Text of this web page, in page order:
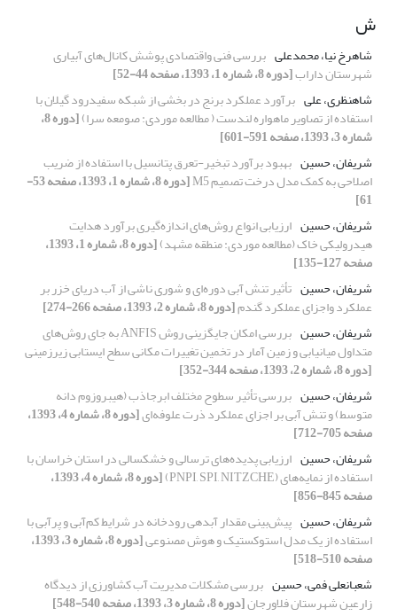
ش
شاهرخ نیا، محمدعلی بررسی فنی واقتصادی پوشش کانال‌های آبیاری
شهرستان داراب[دوره 8، شماره 1، 1393، صفحه 44-52]
شاهنظری، علی برآورد عملکرد برنج در بخشی از شبکه سفیدرود گیلان با
استفاده از تصاویر ماهواره لندست ( مطالعه موردی: صومعه سرا) [دوره 8،
شماره 3، 1393، صفحه 591-601]
شریفان، حسین بهبود برآورد تبخیر-تعرق پتانسیل با استفاده از ضریب
اصلاحی به کمک مدل درخت تصمیم M5 [دوره 8، شماره 1، 1393، صفحه 53-
61]
شریفان، حسین ارزیابی انواع روش‌های اندازه‌گیری برآورد هدایت
هیدرولیکی خاک (مطالعه موردی: منطقه مشهد) [دوره 8، شماره 1، 1393،
صفحه 127-135]
شریفان، حسین تأثیر تنش آبی دوره‌ای و شوری ناشی از آب ‌دریای خزر بر
عملکرد واجزای عملکرد گندم[دوره 8، شماره 2، 1393، صفحه 266-274]
شریفان، حسین
بررسی امکان جایگزینی روش ANFIS به جای روش‌های
متداول میانیابی و زمین آمار در تخمین تغییرات مکانی سطح ایستابی زیرزمینی
[دوره 8، شماره 2، 1393، صفحه 344-352]
شریفان، حسین بررسی تأثیر سطوح مختلف ابرجاذب (هیبروزوم دانه
متوسط) و تنش آبی بر اجزای عملکرد ذرت علوفه‌ای [دوره 8، شماره 4، 1393،
صفحه 705-712]
شریفان، حسین ارزیابی پدیده‌های ترسالی و خشکسالی در استان خراسان با
استفاده از نمایه‌های (PNPI, SPI, NITZCHE) [دوره 8، شماره 4، 1393،
صفحه 845-856]
شریفان، حسین پیش‌بینی مقدار آبدهی رودخانه در شرایط کم‌آبی و پرآبی با
استفاده از یک مدل استوکستیک و هوش مصنوعی [دوره 8، شماره 3، 1393،
صفحه 510-518]
شعبانعلی فمی، حسین بررسی مشکلات مدیریت آب کشاورزی از دیدگاه
زارعین شهرستان فلاورجان[دوره 8، شماره 3، 1393، صفحه 540-548]